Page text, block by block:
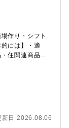
作り・シフト
には】・適
住関連商品等
経営に関する
本的には本部
が、「ここは
きます。本部
う年200回の教
新日 2026.08.06